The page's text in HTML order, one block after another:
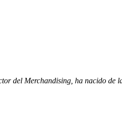
del Merchandising, ha nacido